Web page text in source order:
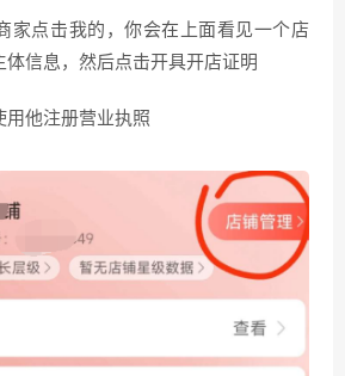
家点击我的，你会在上面看见一个店
信息，然后点击开具开店证明
用他注册营业执照